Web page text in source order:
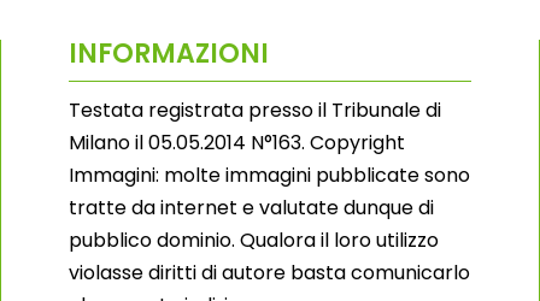
INFORMAZIONI
Testata registrata presso il Tribunale di
Milano il 05.05.2014 N°163. Copyright
Immagini: molte immagini pubblicate sono
tratte da internet e valutate dunque di
pubblico dominio. Qualora il loro utilizzo
violasse diritti di autore basta comunicarlo